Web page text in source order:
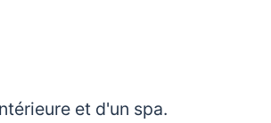
et d'un spa.